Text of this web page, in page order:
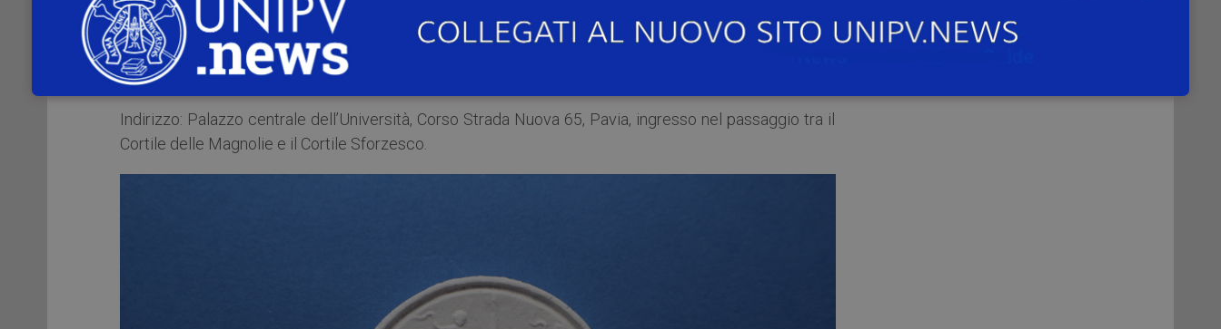
vi aspettasabato 28 aprile 2018 per trascorre un pomeriggio insieme. Il Museo sarà apertodalle
15.30 alle 18.30, con possibilità di visite guidate. L’ingresso è a pagamento (gratis under 18, studenti
fino a 26 anni, over 65). Non è necessario prenotare, info
Indirizzo: Palazzo centrale dell’Università, Corso Strada Nuova 65, Pavia, ingresso nel passaggio tra il
Cortile delle Magnolie e il Cortile Sforzesco.